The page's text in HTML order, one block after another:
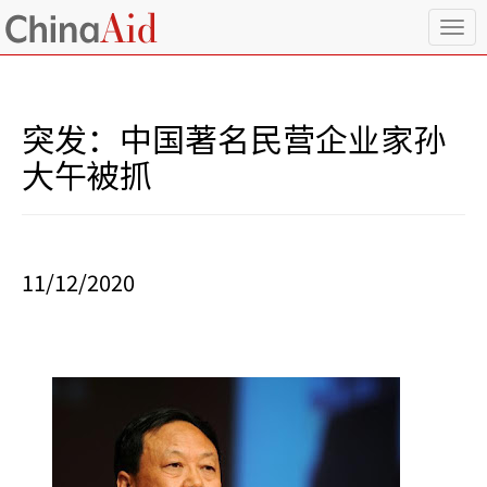
T
o
突发：中国著名民营企业家孙
大午被抓
11/12/2020